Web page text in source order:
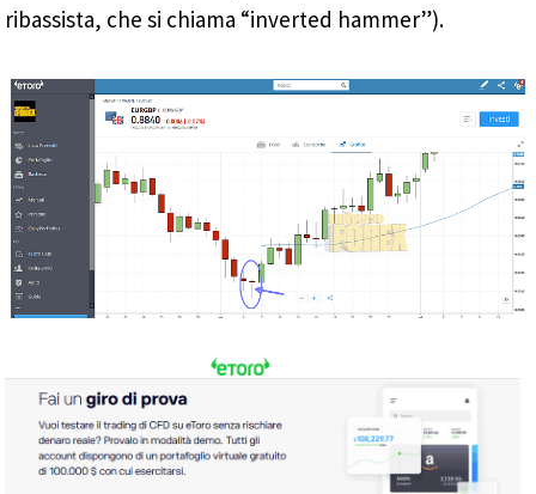
ribassista, che si chiama “inverted hammer”).